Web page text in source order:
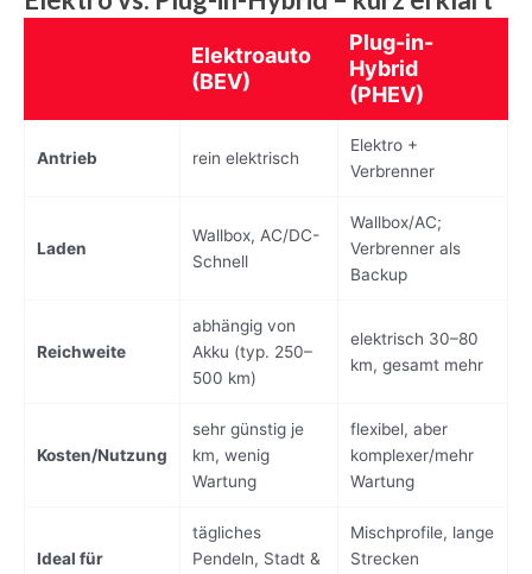
Elektroauto
(BEV)
Plug-in-
Hybrid
(PHEV)
Antrieb rein elektrisch
Elektro +
Verbrenner
Laden
Wallbox, AC/DC-
Schnell
Wallbox/AC;
Verbrenner als
Backup
Reichweite
abhängig von
Akku (typ. 250–
500 km)
elektrisch 30–80
km, gesamt mehr
Kosten/Nutzung
sehr günstig je
km, wenig
Wartung
flexibel, aber
komplexer/mehr
Wartung
Ideal für
tägliches
Pendeln, Stadt &
Mischprofile, lange
Strecken